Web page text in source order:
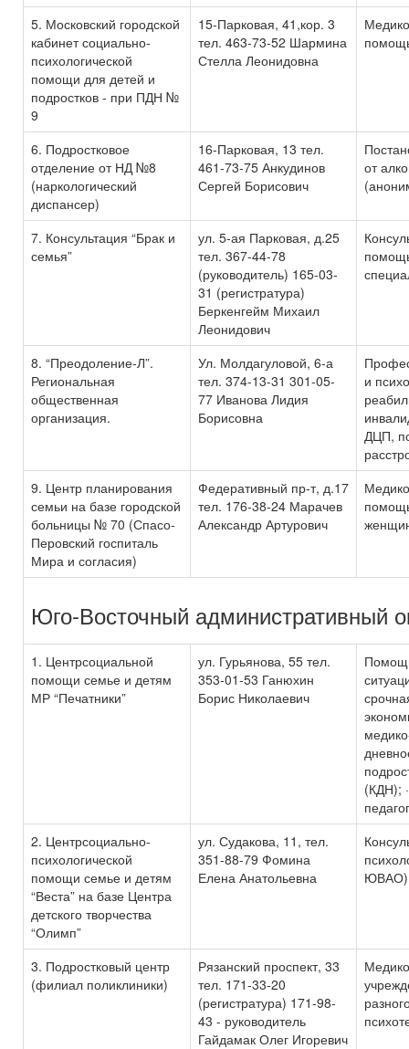
5. Московский городской
кабинет социально-
психологической
помощи для детей и
подростков - при ПДН №
9
15-Парковая, 41,кор. 3
тел. 463-73-52 Шармина
Стелла Леонидовна
6. Подростковое
отделение от НД №8
(наркологический
диспансер)
16-Парковая, 13 тел.
461-73-75 Анкудинов
Сергей Борисович
от
7. Консультация “Брак и
семья”
ул. 5-ая Парковая, д.25
тел. 367-44-78
(руководитель) 165-03-
31 (регистратура)
Беркенгейм Михаил
Леонидович
8. “Преодоление-Л”.
Региональная
общественная
организация.
Ул. Молдагуловой, 6-а
тел. 374-13-31 301-05-
77 Иванова Лидия
Борисовна
и
ДЦП,
9. Центр планирования
семьи на базе городской
больницы № 70 (Спасо-
Перовский госпиталь
Мира и согласия)
Федеративный пр-т, д.17
тел. 176-38-24 Марачев
Александр Артурович
Юго-Восточный административный
1. Центрсоциальной
помощи семье и детям
МР “Печатники”
ул. Гурьянова, 55 тел.
353-01-53 Ганюхин
Борис Николаевич
(КДН);
2. Центрсоциально-
психологической
помощи семье и детям
“Веста” на базе Центра
детского творчества
“Олимп”
ул. Судакова, 11, тел.
351-88-79 Фомина
Елена Анатольевна
3. Подростковый центр
(филиал поликлиники)
Рязанский проспект, 33
тел. 171-33-20
(регистратура) 171-98-
43 - руководитель
Гайдамак Олег Игоревич